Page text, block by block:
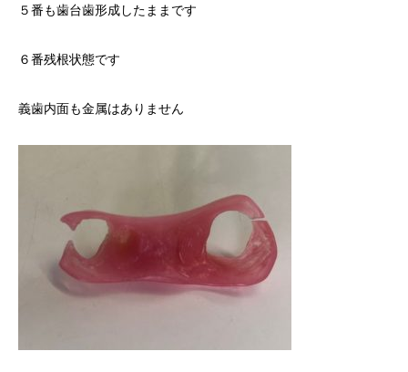
５番も歯台歯形成したままです
６番残根状態です
義歯内面も金属はありません